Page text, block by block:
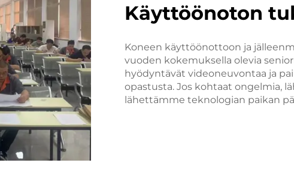
Käyttöönoton
Koneen käyttöönottoon ja
vuoden kokemuksella olevia
hyödyntävät videoneuvontaa ja
opastusta. Jos kohtaat ongelmia,
lähettämme teknologian paikan